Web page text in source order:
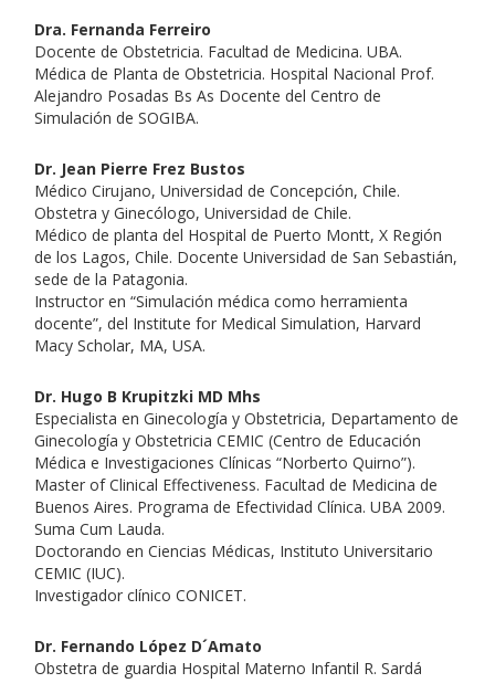
Dra. Fernanda Ferreiro
Docente de Obstetricia. Facultad de Medicina. UBA.
Médica de Planta de Obstetricia. Hospital Nacional Prof.
Alejandro Posadas Bs As Docente del Centro de
Simulación de SOGIBA.
Dr. Jean Pierre Frez Bustos
Médico Cirujano, Universidad de Concepción, Chile.
Obstetra y Ginecólogo, Universidad de Chile.
Médico de planta del Hospital de Puerto Montt, X Región
de los Lagos, Chile. Docente Universidad de San Sebastián,
sede de la Patagonia.
Instructor en “Simulación médica como herramienta
docente”, del Institute for Medical Simulation, Harvard
Macy Scholar, MA, USA.
Dr. Hugo B Krupitzki MD Mhs
Especialista en Ginecología y Obstetricia, Departamento de
Ginecología y Obstetricia CEMIC (Centro de Educación
Médica e Investigaciones Clínicas “Norberto Quirno”).
Master of Clinical Effectiveness. Facultad de Medicina de
Buenos Aires. Programa de Efectividad Clínica. UBA 2009.
Suma Cum Lauda.
Doctorando en Ciencias Médicas, Instituto Universitario
CEMIC (IUC).
Investigador clínico CONICET.
Dr. Fernando López D´Amato
Obstetra de guardia Hospital Materno Infantil R. Sardá